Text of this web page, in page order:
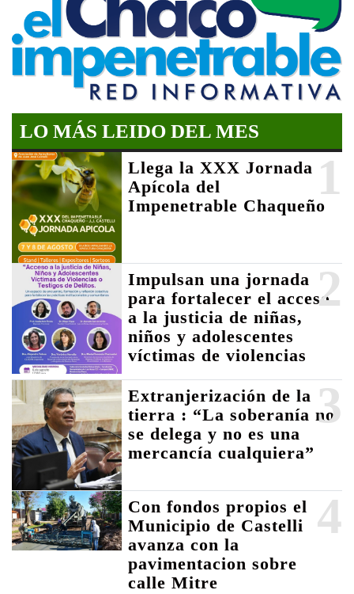
LO MÁS LEIDO DEL MES
1
Llega la XXX Jornada
Apícola del
Impenetrable Chaqueño
2
Impulsan una jornada
para fortalecer el acceso
a la justicia de niñas,
niños y adolescentes
víctimas de violencias
3
Extranjerización de la
tierra : “La soberanía no
se delega y no es una
mercancía cualquiera”
4
Con fondos propios el
Municipio de Castelli
avanza con la
pavimentacion sobre
calle Mitre